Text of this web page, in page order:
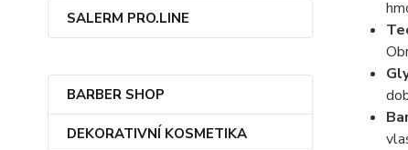
SALERM PRO.LINE
BARBER SHOP
DEKORATIVNÍ KOSMETIKA